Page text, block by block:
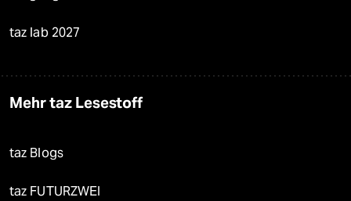
taz lab 2027
Mehr taz Lesestoff
taz Blogs
taz FUTURZWEI